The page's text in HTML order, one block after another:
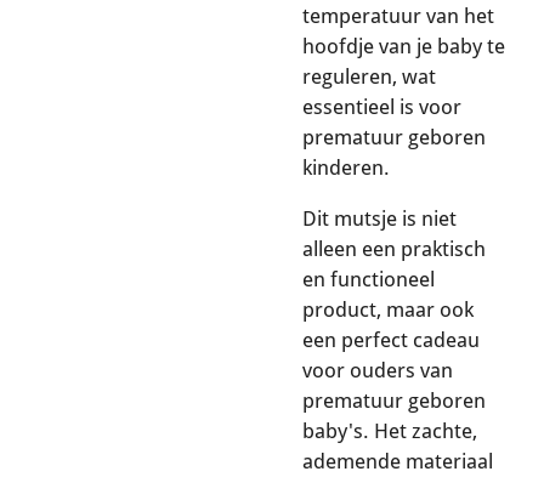
temperatuur van het
hoofdje van je baby te
reguleren, wat
essentieel is voor
prematuur geboren
kinderen.
Dit mutsje is niet
alleen een praktisch
en functioneel
product, maar ook
een perfect cadeau
voor ouders van
prematuur geboren
baby's. Het zachte,
ademende materiaal